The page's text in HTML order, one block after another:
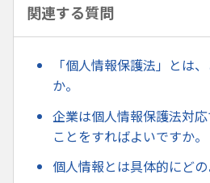
関連する質問
「個人情報保護法」とは
か。
企業は個人情報保護法対
ことをすればよいですか。
個人情報とは具体的にどの